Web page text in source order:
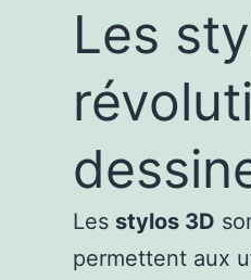
Les
Les stylos 3D
permettent aux